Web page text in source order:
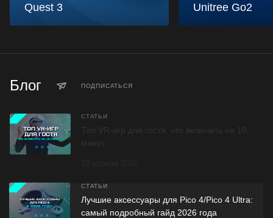
Quest 3
Unitree Go2
Блог ПОДПИСАТЬСЯ
СТАТЬИ
Топ VR-игр для гостя: что включить на 10
минут
СТАТЬИ
Лучшие аксессуары для Pico 4/Pico 4 Ultra:
самый подробный гайд 2026 года